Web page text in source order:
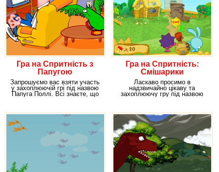
Гра на Спритність з
Папугою
Запрошуємо вас взяти участь
у захоплюючій грі під назвою
Папуга Поллі. Всі знаєте, що
Гра на Спритність:
Смішарики
Ласкаво просимо в
надзвичайно цікаву та
захоплюючу гру під назвою